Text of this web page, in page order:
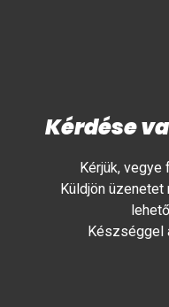
Kérdése
Kérjük,
Küldjön
Készséggel